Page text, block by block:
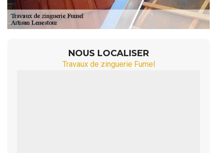
NOUS LOCALISER
Travaux de zinguerie Fumel